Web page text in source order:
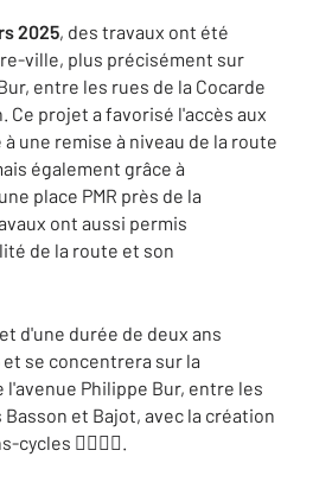
2025, des travaux ont été
ville, plus précisément sur
entre les rues de la Cocarde
Ce projet a favorisé l'accès aux
une remise à niveau de la route
également grâce à
place PMR près de la
ont aussi permis
de la route et son
d'une durée de deux ans
se concentrera sur la
Philippe Bur, entre les
Basson et Bajot, avec la création
cycles 🚶‍♂️🚴‍♀️.